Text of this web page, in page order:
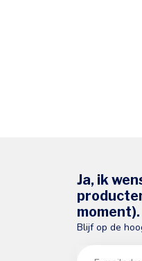
Ja, ik
moment).
Blijf op de